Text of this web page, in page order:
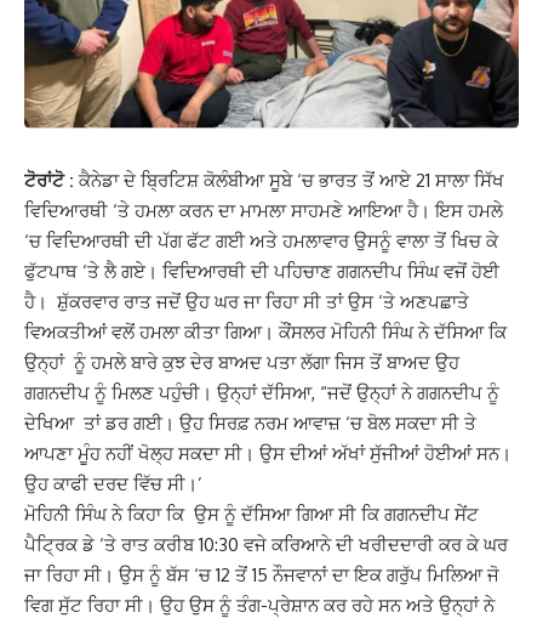
ਟੋਰਾਂਟੋ : ਕੈਨੇਡਾ ਦੇ ਬ੍ਰਿਟਿਸ਼ ਕੋਲੰਬੀਆ ਸੂਬੇ ‘ਚ ਭਾਰਤ ਤੋਂ ਆਏ 21 ਸਾਲਾ ਸਿੱਖ
ਵਿਦਿਆਰਥੀ ‘ਤੇ ਹਮਲਾ ਕਰਨ ਦਾ ਮਾਮਲਾ ਸਾਹਮਣੇ ਆਇਆ ਹੈ। ਇਸ ਹਮਲੇ
‘ਚ ਵਿਦਿਆਰਥੀ ਦੀ ਪੱਗ ਫੱਟ ਗਈ ਅਤੇ ਹਮਲਾਵਾਰ ਉਸਨੂੰ ਵਾਲਾ ਤੋਂ ਖਿਚ ਕੇ
ਫੁੱਟਪਾਥ ‘ਤੇ ਲੈ ਗਏ। ਵਿਦਿਆਰਥੀ ਦੀ ਪਹਿਚਾਣ ਗਗਨਦੀਪ ਸਿੰਘ ਵਜੋਂ ਹੋਈ
ਹੈ। ਸ਼ੁੱਕਰਵਾਰ ਰਾਤ ਜਦੋਂ ਉਹ ਘਰ ਜਾ ਰਿਹਾ ਸੀ ਤਾਂ ਉਸ ‘ਤੇ ਅਣਪਛਾਤੇ
ਵਿਅਕਤੀਆਂ ਵਲੋਂ ਹਮਲਾ ਕੀਤਾ ਗਿਆ। ਕੌਂਸਲਰ ਮੋਹਿਨੀ ਸਿੰਘ ਨੇ ਦੱਸਿਆ ਕਿ
ਉਨ੍ਹਾਂ ਨੂੰ ਹਮਲੇ ਬਾਰੇ ਕੁਝ ਦੇਰ ਬਾਅਦ ਪਤਾ ਲੱਗਾ ਜਿਸ ਤੋਂ ਬਾਅਦ ਉਹ
ਗਗਨਦੀਪ ਨੂੰ ਮਿਲਣ ਪਹੁੰਚੀ। ਉਨ੍ਹਾਂ ਦੱਸਿਆ, “ਜਦੋਂ ਉਨ੍ਹਾਂ ਨੇ ਗਗਨਦੀਪ ਨੂੰ
ਦੇਖਿਆ ਤਾਂ ਡਰ ਗਈ। ਉਹ ਸਿਰਫ਼ ਨਰਮ ਆਵਾਜ਼ ‘ਚ ਬੋਲ ਸਕਦਾ ਸੀ ਤੇ
ਆਪਣਾ ਮੂੰਹ ਨਹੀਂ ਖੋਲ੍ਹ ਸਕਦਾ ਸੀ। ਉਸ ਦੀਆਂ ਅੱਖਾਂ ਸੁੱਜੀਆਂ ਹੋਈਆਂ ਸਨ।
ਉਹ ਕਾਫੀ ਦਰਦ ਵਿੱਚ ਸੀ।’
ਮੋਹਿਨੀ ਸਿੰਘ ਨੇ ਕਿਹਾ ਕਿ ਉਸ ਨੂੰ ਦੱਸਿਆ ਗਿਆ ਸੀ ਕਿ ਗਗਨਦੀਪ ਸੇਂਟ
ਪੈਟ੍ਰਿਕ ਡੇ ‘ਤੇ ਰਾਤ ਕਰੀਬ 10:30 ਵਜੇ ਕਰਿਆਨੇ ਦੀ ਖਰੀਦਦਾਰੀ ਕਰ ਕੇ ਘਰ
ਜਾ ਰਿਹਾ ਸੀ। ਉਸ ਨੂੰ ਬੱਸ ‘ਚ 12 ਤੋਂ 15 ਨੌਜਵਾਨਾਂ ਦਾ ਇਕ ਗਰੁੱਪ ਮਿਲਿਆ ਜੋ
ਵਿਗ ਸੁੱਟ ਰਿਹਾ ਸੀ। ਉਹ ਉਸ ਨੂੰ ਤੰਗ-ਪ੍ਰੇਸ਼ਾਨ ਕਰ ਰਹੇ ਸਨ ਅਤੇ ਉਨ੍ਹਾਂ ਨੇ